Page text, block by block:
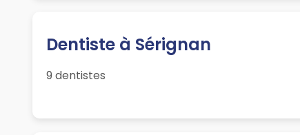
Dentiste à Sérignan
9 dentistes